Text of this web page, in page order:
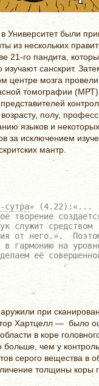
Университет были
из нескольких
21-го пандита,
санскрит.
центре мозга
томографии
полу,
языков и
за исключением
мантр.
сутра» (4.22):«...
творение
служит средством
от него.».
в гармонию на
её
при
Хартцелл — было
в коре
больше, чем у
серого вещества в
толщины коры